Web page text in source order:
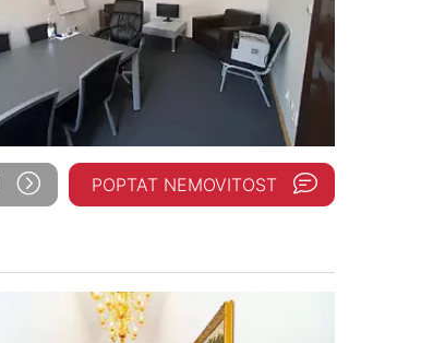
POPTAT NEMOVITOST